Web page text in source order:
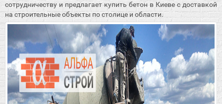
сотрудничеству и предлагает купить бетон в Киеве с доставкой
на строительные объекты по столице и области.